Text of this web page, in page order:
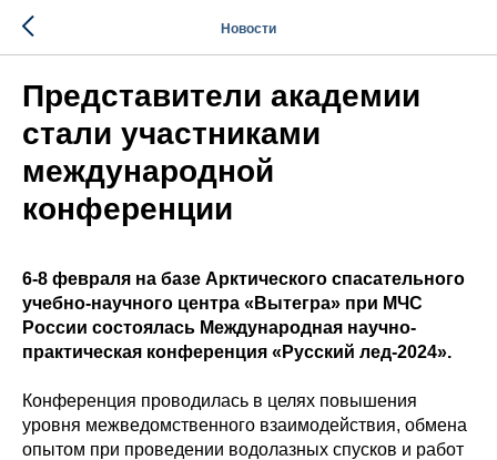
Новости
Представители академии
стали участниками
международной
конференции
6-8 февраля на базе Арктического спасательного
учебно-научного центра «Вытегра» при МЧС
России состоялась Международная научно-
практическая конференция «Русский лед-2024».
Конференция проводилась в целях повышения
уровня межведомственного взаимодействия, обмена
опытом при проведении водолазных спусков и работ